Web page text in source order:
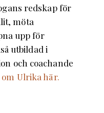
redskap för
möta
upp för
utbildad i
och coachande
Ulrika här.